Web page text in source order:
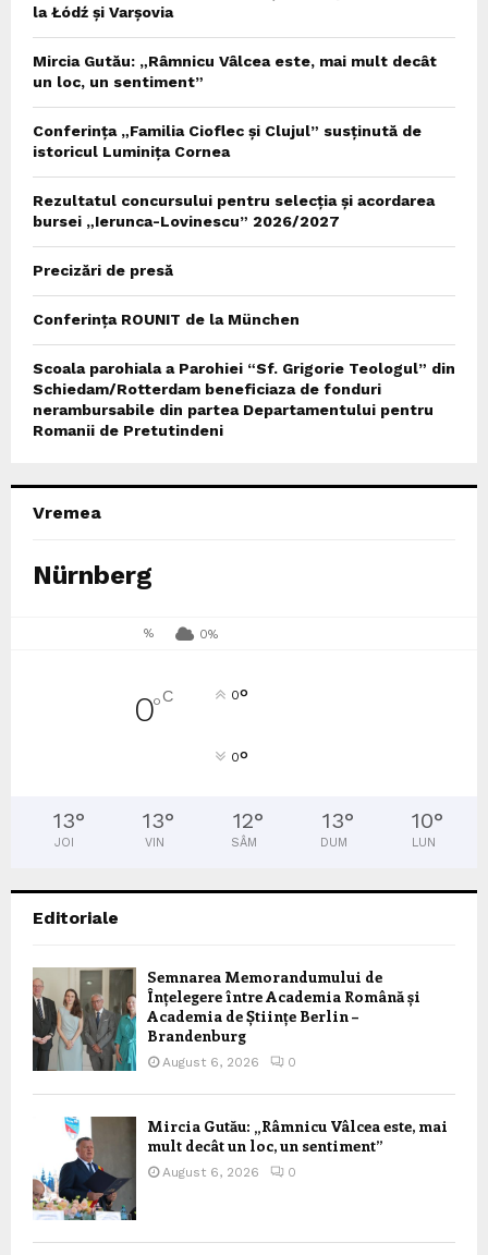
la Łódź și Varșovia
Mircia Gutău: „Râmnicu Vâlcea este, mai mult decât
un loc, un sentiment”
Conferința „Familia Cioflec și Clujul” susținută de
istoricul Luminița Cornea
Rezultatul concursului pentru selecția și acordarea
bursei „Ierunca-Lovinescu” 2026/2027
Precizări de presă
Conferința ROUNIT de la München
Scoala parohiala a Parohiei “Sf. Grigorie Teologul” din
Schiedam/Rotterdam beneficiaza de fonduri
nerambursabile din partea Departamentului pentru
Romanii de Pretutindeni
Vremea
Nürnberg
% 0%
0°C 0°
0°
13°
JOI
13°
VIN
12°
SÂM
13°
DUM
10°
LUN
Editoriale
Semnarea Memorandumului de
Înțelegere între Academia Română și
Academia de Științe Berlin –
Brandenburg
August 6, 2026 0
Mircia Gutău: „Râmnicu Vâlcea este, mai
mult decât un loc, un sentiment”
August 6, 2026 0